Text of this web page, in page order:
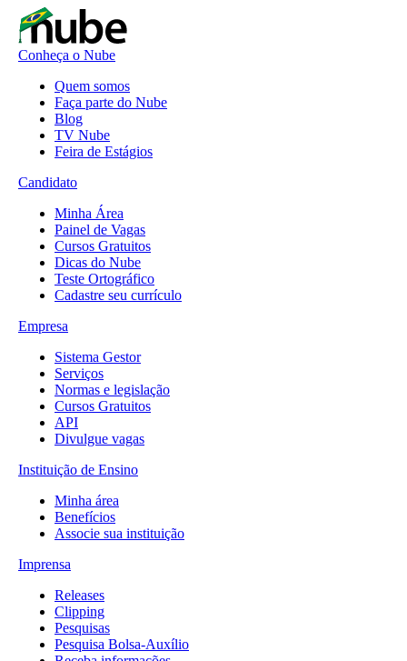
Conheça o Nube
Quem somos
Faça parte do Nube
Blog
TV Nube
Feira de Estágios
Candidato
Minha Área
Painel de Vagas
Cursos Gratuitos
Dicas do Nube
Teste Ortográfico
Cadastre seu currículo
Empresa
Sistema Gestor
Serviços
Normas e legislação
Cursos Gratuitos
API
Divulgue vagas
Instituição de Ensino
Minha área
Benefícios
Associe sua instituição
Imprensa
Releases
Clipping
Pesquisas
Pesquisa Bolsa-Auxílio